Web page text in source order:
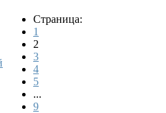
Страница:
1
2
3
4
5
...
9